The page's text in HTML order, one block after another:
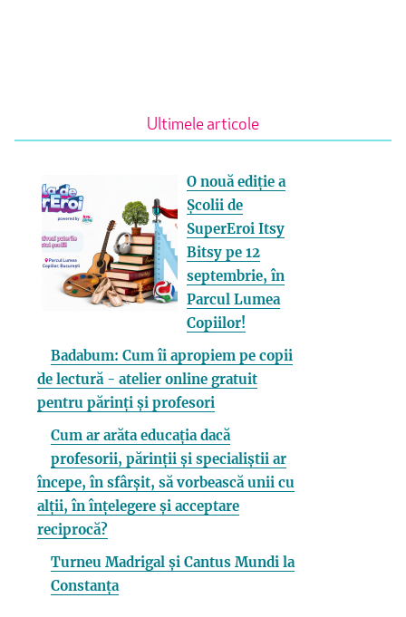
Ultimele articole
O nouă ediție a
Școlii de
SuperEroi Itsy
Bitsy pe 12
septembrie, în
Parcul Lumea
Copiilor!
Badabum: Cum îi apropiem pe copii
de lectură - atelier online gratuit
pentru părinți și profesori
Cum ar arăta educația dacă
profesorii, părinții și specialiștii ar
începe, în sfârșit, să vorbească unii cu
alții, în înțelegere și acceptare
reciprocă?
Turneu Madrigal și Cantus Mundi la
Constanța